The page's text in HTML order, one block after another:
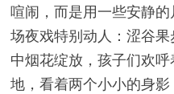
喧闹，而是用一些安静
场夜戏特别动人：涩谷
中烟花绽放，孩子们欢
地，看着两个小小的身